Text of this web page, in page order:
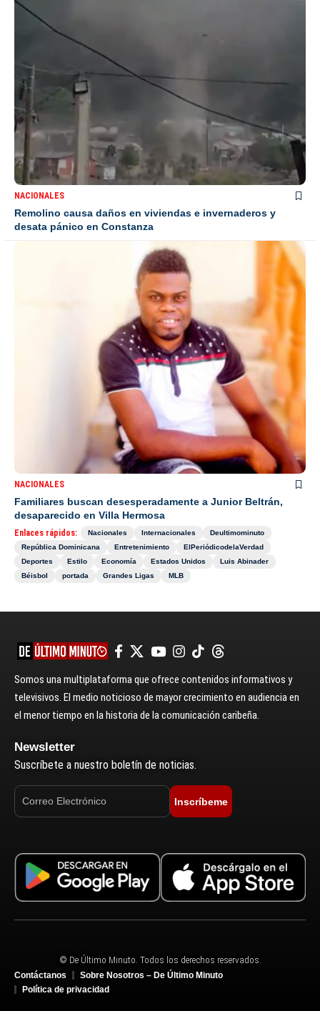
NACIONALES
Remolino causa daños en viviendas e invernaderos y
desata pánico en Constanza
NACIONALES
Familiares buscan desesperadamente a Junior Beltrán,
desaparecido en Villa Hermosa
Enlaces rápidos: Nacionales Internacionales
Deultimominuto
República Dominicana
Entretenimiento
ElPeriódicodelaVerdad
Deportes
Estilo Economía Estados Unidos
Luis Abinader
Béisbol
portada Grandes Ligas MLB
Somos una multiplataforma que ofrece contenidos informativos y
televisivos. El medio noticioso de mayor crecimiento en audiencia en
el menor tiempo en la historia de la comunicación caribeña.
Newsletter
Suscríbete a nuestro boletín de noticias.
Inscríbeme
© De Último Minuto. Todos los derechos reservados.
Contáctanos
Sobre Nosotros – De Último Minuto
Política de privacidad